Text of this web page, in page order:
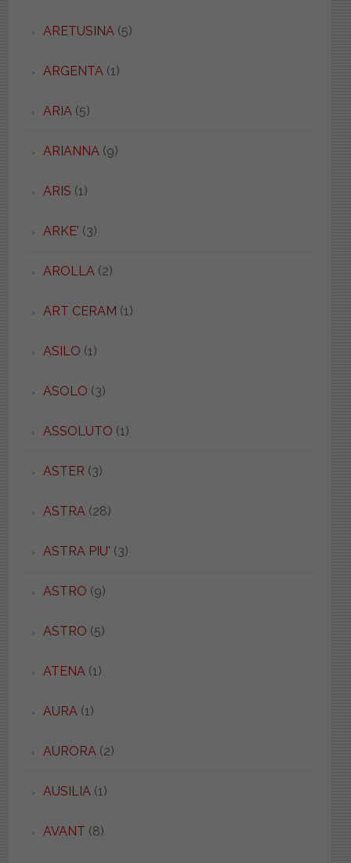
ARETUSINA(5)
ARGENTA(1)
ARIA(5)
ARIANNA(9)
ARIS (1)
ARKE' (3)
AROLLA(2)
ART CERAM (1)
ASILO (1)
ASOLO (3)
ASSOLUTO (1)
ASTER (3)
ASTRA(28)
ASTRA PIU' (3)
ASTRO (9)
ASTRO (5)
ATENA(1)
AURA(1)
AURORA(2)
AUSILIA(1)
AVANT (8)